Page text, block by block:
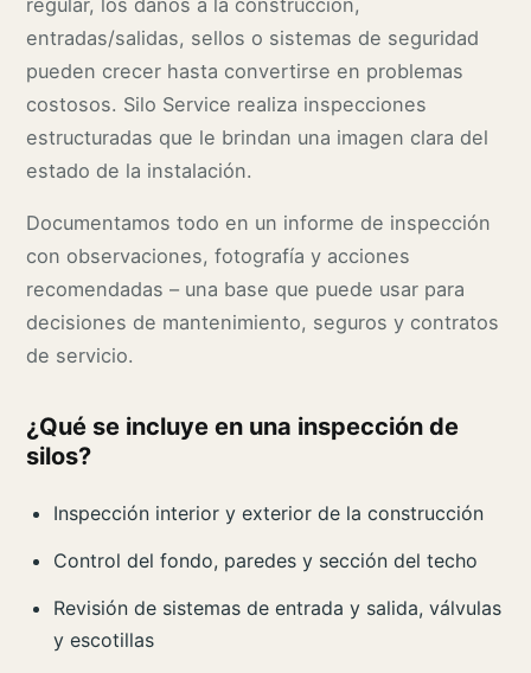
entradas/salidas, sellos o sistemas de seguridad
pueden crecer hasta convertirse en problemas
costosos. Silo Service realiza inspecciones
estructuradas que le brindan una imagen clara del
estado de la instalación.
Documentamos todo en un informe de inspección
con observaciones, fotografía y acciones
recomendadas – una base que puede usar para
decisiones de mantenimiento, seguros y contratos
de servicio.
¿Qué se incluye en una inspección de
silos?
Inspección interior y exterior de la construcción
Control del fondo, paredes y sección del techo
Revisión de sistemas de entrada y salida, válvulas
y escotillas